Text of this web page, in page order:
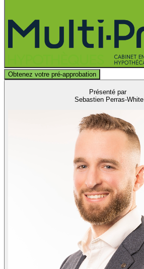
Obtenez votre pré-approbation
Présenté par
Sebastien Perras-White